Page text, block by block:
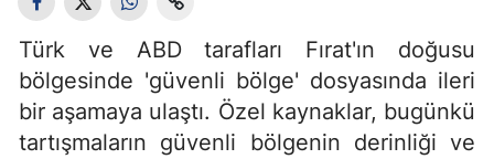
Türk ve ABD tarafları Fırat'ın doğusu
bölgesinde 'güvenli bölge' dosyasında ileri
bir aşamaya ulaştı. Özel kaynaklar, bugünkü
tartışmaların güvenli bölgenin derinliği ve